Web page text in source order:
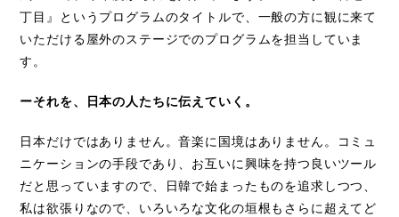
丁目』というプログラムのタイトルで、一般の方に観に来て
いただける屋外のステージでのプログラムを担当していま
す。
ーそれを、日本の人たちに伝えていく。
日本だけではありません。音楽に国境はありません。コミュ
ニケーションの手段であり、お互いに興味を持つ良いツール
だと思っていますので、日韓で始まったものを追求しつつ、
私は欲張りなので、いろいろな文化の垣根もさらに超えてど